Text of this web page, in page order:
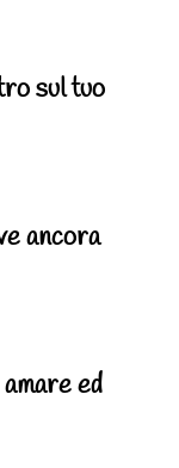
sul tuo
ancora
ed